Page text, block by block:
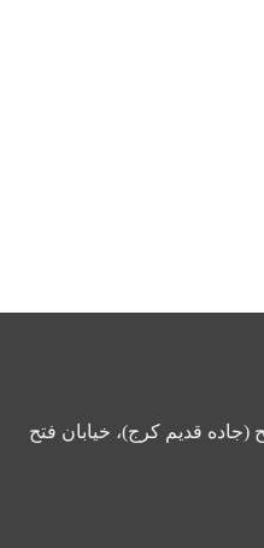
(جاده قدیم کرج)، خیابان فتح